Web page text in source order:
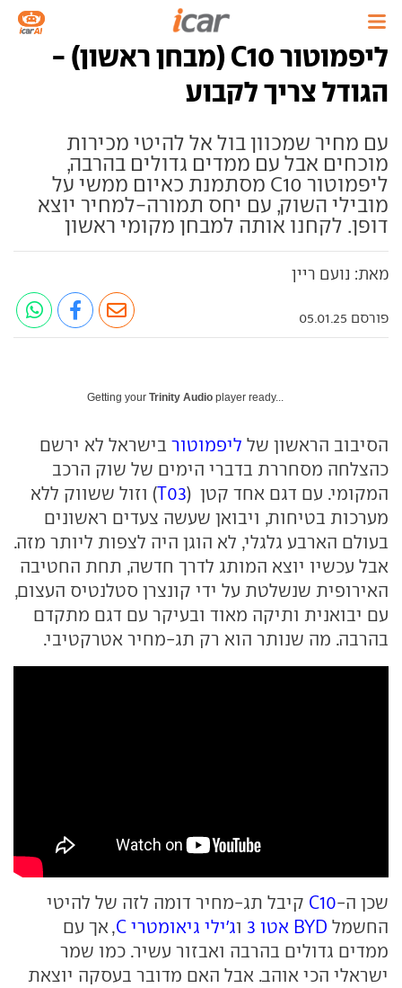
ליפמוטור C10 (מבחן ראשון) -
הגודל צריך לקבוע
עם מחיר שמכוון בול אל להיטי מכירות
מוכחים אבל עם ממדים גדולים בהרבה,
ליפמוטור C10 מסתמנת כאיום ממשי על
מובילי השוק, עם יחס תמורה-למחיר יוצא
דופן. לקחנו אותה למבחן מקומי ראשון
מאת: נועם ריין
פורסם 05.01.25
Getting your Trinity Audio player ready...
הסיבוב הראשון של ליפמוטור בישראל לא ירשם
כהצלחה מסחררת בדברי הימים של שוק הרכב
המקומי. עם דגם אחד קטן (T03) וזול ששווק ללא
מערכות בטיחות, ויבואן שעשה צעדים ראשונים
בעולם הארבע גלגלי, לא הוגן היה לצפות ליותר מזה.
אבל עכשיו יוצא המותג לדרך חדשה, תחת החטיבה
האירופית שנשלטת על ידי קונצרן סטלנטיס העצום,
עם יבואנית ותיקה מאוד ובעיקר עם דגם מתקדם
בהרבה. מה שנותר הוא רק תג-מחיר אטרקטיבי.
שכן ה-C10 קיבל תג-מחיר דומה לזה של להיטי
החשמל BYD אטו 3 וג'ילי גיאומטרי C
, אך עם
ממדים גדולים בהרבה ואבזור עשיר. כמו שמר
ישראלי הכי אוהב. אבל האם מדובר בעסקה יוצאת